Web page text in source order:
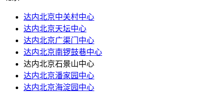
达内北京中关村中心
达内北京天坛中心
达内北京广渠门中心
达内北京南锣鼓巷中心
达内北京石景山中心
达内北京潘家园中心
达内北京海淀园中心